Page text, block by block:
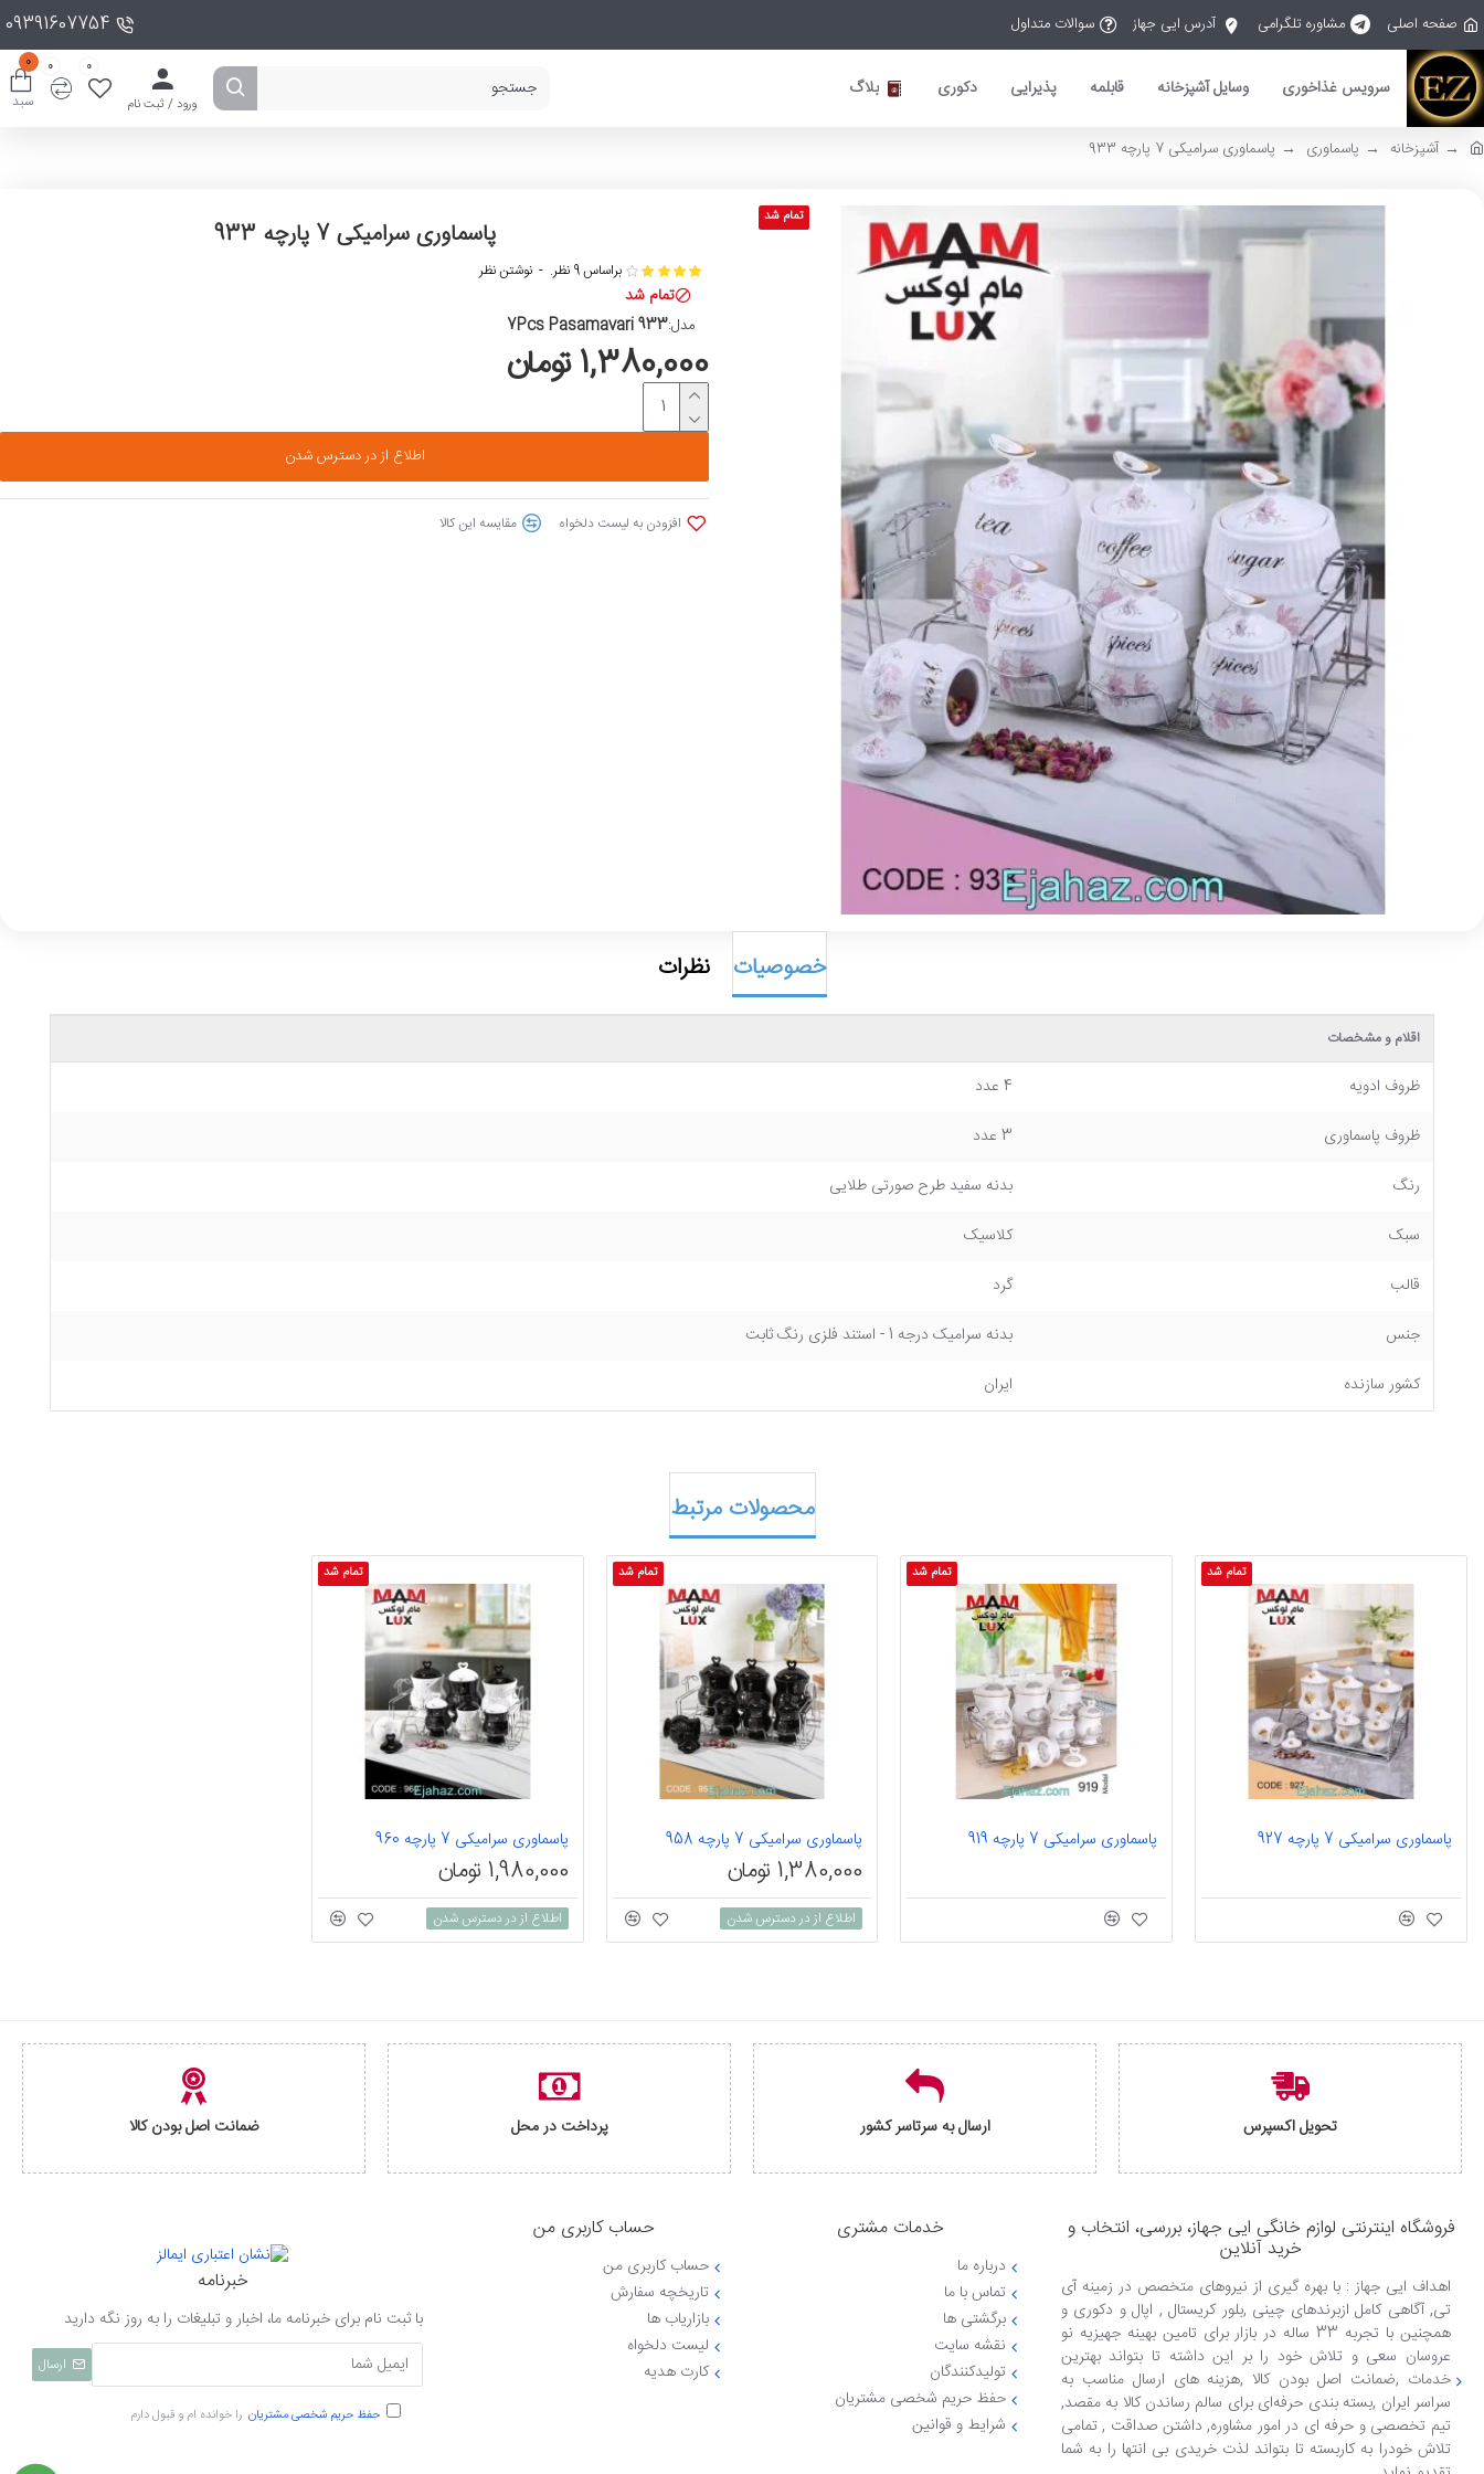
صفحه اصلی مشاوره تلگرامی آدرس ایی جهاز سوالات متداول 09391607754
سرویس غذاخوری وسایل آشپزخانه قابلمه پذیرایی دکوری بلاگ
ورود / ثبت نام
0
0
سبد
0
آشپزخانه پاسماوری پاسماوری سرامیکی 7 پارچه 933
تمام شد پاسماوری سرامیکی 7 پارچه 933
تمام شد
مدل:7Pcs Pasamavari 933
براساس 9 نظر. - نوشتن نظر
1,380,000 تومان
اطلاع از در دسترس شدن
افزودن به لیست دلخواه مقایسه این کالا
خصوصیات نظرات
اقلام و مشخصات
ظروف ادویه
4 عدد
ظروف پاسماوری
3 عدد
رنگ
بدنه سفید طرح صورتی طلایی
سبک
کلاسیک
قالب
گرد
جنس
بدنه سرامیک درجه 1 - استند فلزی رنگ ثابت
کشور سازنده
ایران
محصولات مرتبط
تمام شد
پاسماوری سرامیکی 7 پارچه 927
تمام شد
پاسماوری سرامیکی 7 پارچه 919
تمام شد
پاسماوری سرامیکی 7 پارچه 958
1,380,000 تومان
اطلاع از در دسترس شدن
تمام شد
پاسماوری سرامیکی 7 پارچه 960
1,980,000 تومان
اطلاع از در دسترس شدن
تحویل اکسپرس ارسال به سرتاسر کشور پرداخت در محل ضمانت اصل بودن کالا
فروشگاه اینترنتی لوازم خانگی ایی جهاز، بررسی، انتخاب و
خرید آنلاین
اهداف ایی جهاز : با بهره گیری از نیروهای متخصص در زمینه آی
تی, آگاهی کامل ازبرندهای چینی ,بلور کریستال , اپال و دکوری و
همچنین با تجربه 33 ساله در بازار برای تامین بهینه جهیزیه نو
عروسان سعی و تلاش خود را بر این داشته تا بتواند بهترین
خدمات ,ضمانت اصل بودن کالا ,هزینه های ارسال مناسب به
سراسر ایران ,بسته بندی حرفه‌ای برای سالم رساندن کالا به مقصد,
تیم تخصصی و حرفه ای در امور مشاوره, داشتن صداقت , تمامی
تلاش خودرا به کاربسته تا بتواند لذت خریدی بی انتها را به شما
خدمات مشتری
درباره ما
تماس با ما
برگشتی ها
نقشه سایت
تولیدکنندگان
حفظ حریم شخصی مشتریان
شرایط و قوانین
حساب کاربری من
حساب کاربری من
تاریخچه سفارش
بازاریاب ها
لیست دلخواه
کارت هدیه
خبرنامه
با ثبت نام برای خبرنامه ما، اخبار و تبلیغات را به روز نگه دارید
ارسال
حفظ حریم شخصی مشتریان را خوانده ام و قبول دارم